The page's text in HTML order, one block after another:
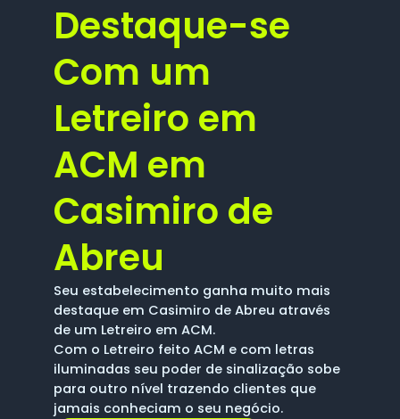
Destaque-se
Com um
Letreiro em
ACM em
Casimiro de
Abreu
Seu estabelecimento ganha muito mais
destaque em Casimiro de Abreu através
de um Letreiro em ACM.
Com o Letreiro feito ACM e com letras
iluminadas seu poder de sinalização sobe
para outro nível trazendo clientes que
jamais conheciam o seu negócio.